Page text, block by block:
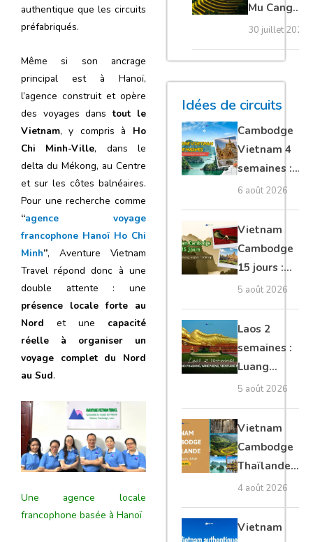
authentique que les circuits
préfabriqués.
Même si son ancrage
principal est à Hanoï,
l’agence construit et opère
des voyages danstout le
Vietnam, y compris à Ho
Chi Minh-Ville, dans le
delta du Mékong, au Centre
et sur les côtes balnéaires.
Pour une recherche comme
“agence voyage
francophone Hanoï Ho Chi
Minh”, Aventure Vietnam
Travel répond donc à une
double attente : une
présence locale forte au
Nord et une capacité
réelle à organiser un
voyage complet du Nord
au Sud.
Une agence locale
francophone basée à Hanoï
Mu Cang
Chai :
quelle
étape
choisir ?
30 juillet 2026
Idées de circuits
Cambodge
Vietnam 4
semaines :
Angkor,
Tonkin
secret &
Mékong
6 août 2026
Vietnam
Cambodge
15 jours :
Hanoi,
Mékong,
Angkor,
Tonlé Sap
5 août 2026
Laos 2
semaines :
Luang
Prabang,
Vang Vieng,
Vientiane
privé
5 août 2026
Vietnam
Cambodge
Thaïlande
35 jours :
grands
trésors
4 août 2026
Vietnam